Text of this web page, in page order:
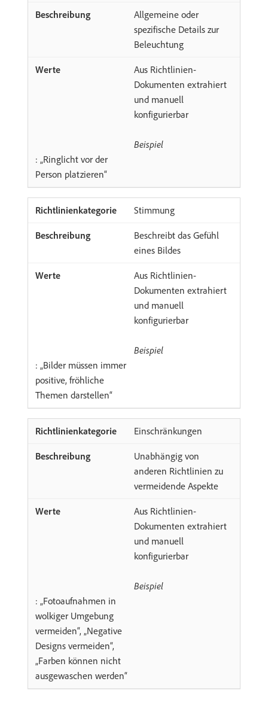
Allgemeine oder
spezifische Details zur
Beleuchtung
Aus Richtlinien-
Dokumenten extrahiert
und manuell
konfigurierbar
Beispiel
: „Ringlicht vor der
Person platzieren“
Stimmung
Beschreibt das Gefühl
eines Bildes
Aus Richtlinien-
Dokumenten extrahiert
und manuell
konfigurierbar
Beispiel
: „Bilder müssen immer
positive, fröhliche
Themen darstellen“
Einschränkungen
Unabhängig von
anderen Richtlinien zu
vermeidende Aspekte
Aus Richtlinien-
Dokumenten extrahiert
und manuell
konfigurierbar
Beispiel
: „Fotoaufnahmen in
wolkiger Umgebung
vermeiden“, „Negative
Designs vermeiden“,
„Farben können nicht
ausgewaschen werden“